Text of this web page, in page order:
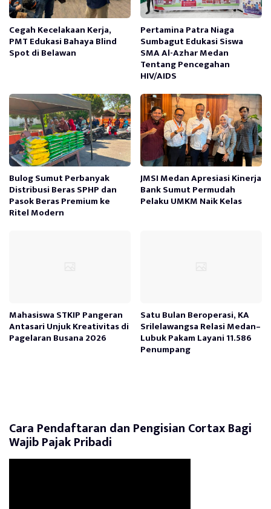
Cegah Kecelakaan Kerja,
PMT Edukasi Bahaya Blind
Spot di Belawan
Pertamina Patra Niaga
Sumbagut Edukasi Siswa
SMA Al-Azhar Medan
Tentang Pencegahan
HIV/AIDS
Bulog Sumut Perbanyak
Distribusi Beras SPHP dan
Pasok Beras Premium ke
Ritel Modern
JMSI Medan Apresiasi Kinerja
Bank Sumut Permudah
Pelaku UMKM Naik Kelas
Mahasiswa STKIP Pangeran
Antasari Unjuk Kreativitas di
Pagelaran Busana 2026
Satu Bulan Beroperasi, KA
Srilelawangsa Relasi Medan–
Lubuk Pakam Layani 11.586
Penumpang
Cara Pendaftaran dan Pengisian Cortax Bagi
Wajib Pajak Pribadi